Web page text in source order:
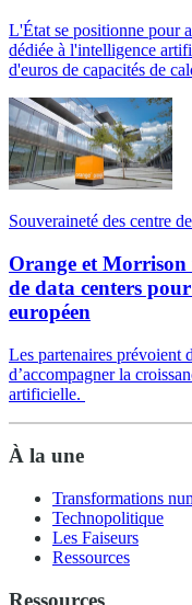
L'État se positionne pour
dédiée à l'intelligence
d'euros de capacités de
Souveraineté des centre
Orange et Morrison
de data centers
européen
Les partenaires prévoient
d’accompagner la
artificielle.
À la une
Transformations
Technopolitique
Les Faiseurs
Ressources
Ressources